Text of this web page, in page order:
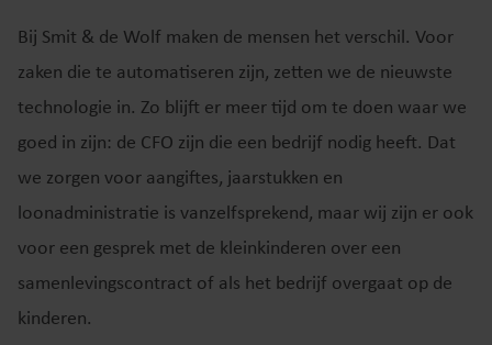
Bij Smit & de Wolf maken de mensen het verschil. Voor
zaken die te automatiseren zijn, zetten we de nieuwste
technologie in. Zo blijft er meer tijd om te doen waar we
goed in zijn: de CFO zijn die een bedrijf nodig heeft. Dat
we zorgen voor aangiftes, jaarstukken en
loonadministratie is vanzelfsprekend, maar wij zijn er ook
voor een gesprek met de kleinkinderen over een
samenlevingscontract of als het bedrijf overgaat op de
kinderen.